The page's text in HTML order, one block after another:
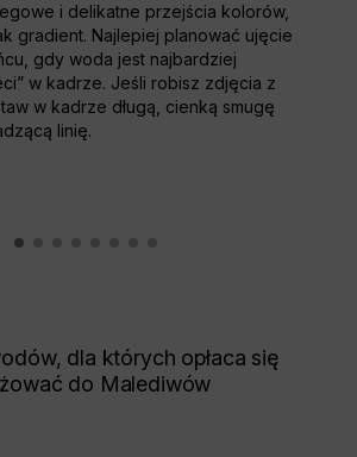
i delikatne przejścia kolorów,
gradient. Najlepiej planować ujęcie
gdy woda jest najbardziej
w kadrze. Jeśli robisz zdjęcia z
w kadrze długą, cienką smugę
linię.
dla których opłaca się
do Malediwów